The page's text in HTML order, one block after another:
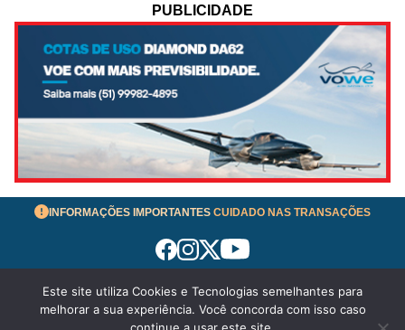
PUBLICIDADE
INFORMAÇÕES IMPORTANTES CUIDADO NAS TRANSAÇÕES
Termos de Uso
© 2026 aeronavesavenda.com | Todos os Direitos
Este site utiliza Cookies e Tecnologias semelhantes para
melhorar a sua experiência. Você concorda com isso caso